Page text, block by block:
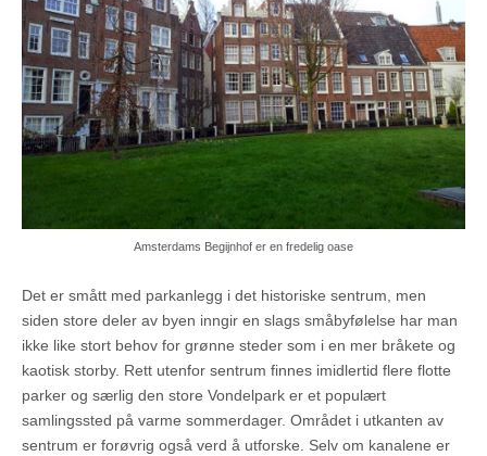
Amsterdams Begijnhof er en fredelig oase
Det er smått med parkanlegg i det historiske sentrum, men
siden store deler av byen inngir en slags småbyfølelse har man
ikke like stort behov for grønne steder som i en mer bråkete og
kaotisk storby. Rett utenfor sentrum finnes imidlertid flere flotte
parker og særlig den store Vondelpark er et populært
samlingssted på varme sommerdager. Området i utkanten av
sentrum er forøvrig også verd å utforske. Selv om kanalene er